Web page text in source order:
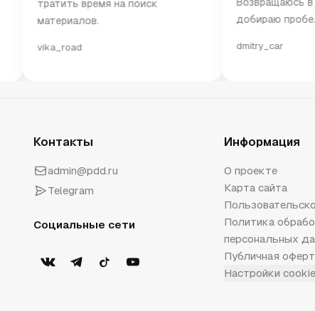
тратить время на поиск
материалов.
vika_road
добираю пробелы.
dmitry_car
Контакты
admin@pdd.ru
Telegram
Социальные сети
Информация
О проекте
Карта сайта
Политика
персональных
Публичная
Настройки cookie